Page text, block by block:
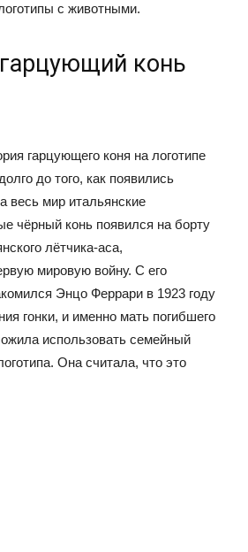
с животными.
конь
гарцующего коня на логотипе
до того, как появились
весь мир итальянские
чёрный конь появился на борту
лётчика-аса,
мировую войну. С его
Энцо Феррари в 1923 году
гонки, и именно мать погибшего
использовать семейный
Она считала, что это